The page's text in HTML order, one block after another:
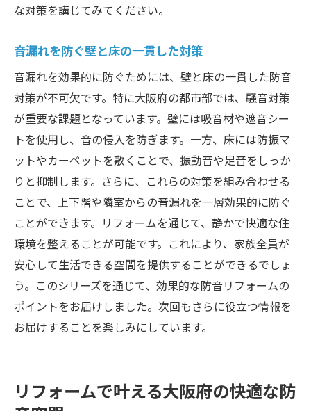
な対策を講じてみてください。
音漏れを防ぐ壁と床の一貫した対策
音漏れを効果的に防ぐためには、壁と床の一貫した防音
対策が不可欠です。特に大阪府の都市部では、騒音対策
が重要な課題となっています。壁には吸音材や遮音シー
トを使用し、音の侵入を防ぎます。一方、床には防振マ
ットやカーペットを敷くことで、振動音や足音をしっか
りと抑制します。さらに、これらの対策を組み合わせる
ことで、上下階や隣室からの音漏れを一層効果的に防ぐ
ことができます。リフォームを通じて、静かで快適な住
環境を整えることが可能です。これにより、家族全員が
安心して生活できる空間を提供することができるでしょ
う。このシリーズを通じて、効果的な防音リフォームの
ポイントをお届けしました。次回もさらに役立つ情報を
お届けすることを楽しみにしています。
リフォームで叶える大阪府の快適な防